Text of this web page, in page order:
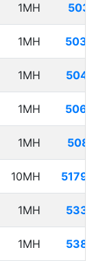
1MH
1MH
1MH
1MH
1MH
10MH
1MH
1MH